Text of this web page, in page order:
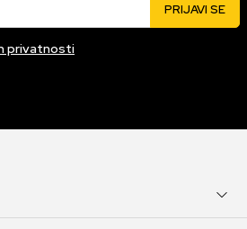
PRIJAVI SE
privatnosti